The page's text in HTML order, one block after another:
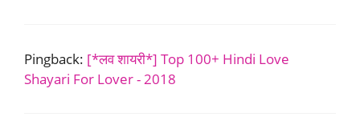
Pingback: [*लव शायरी*] Top 100+ Hindi Love
Shayari For Lover - 2018